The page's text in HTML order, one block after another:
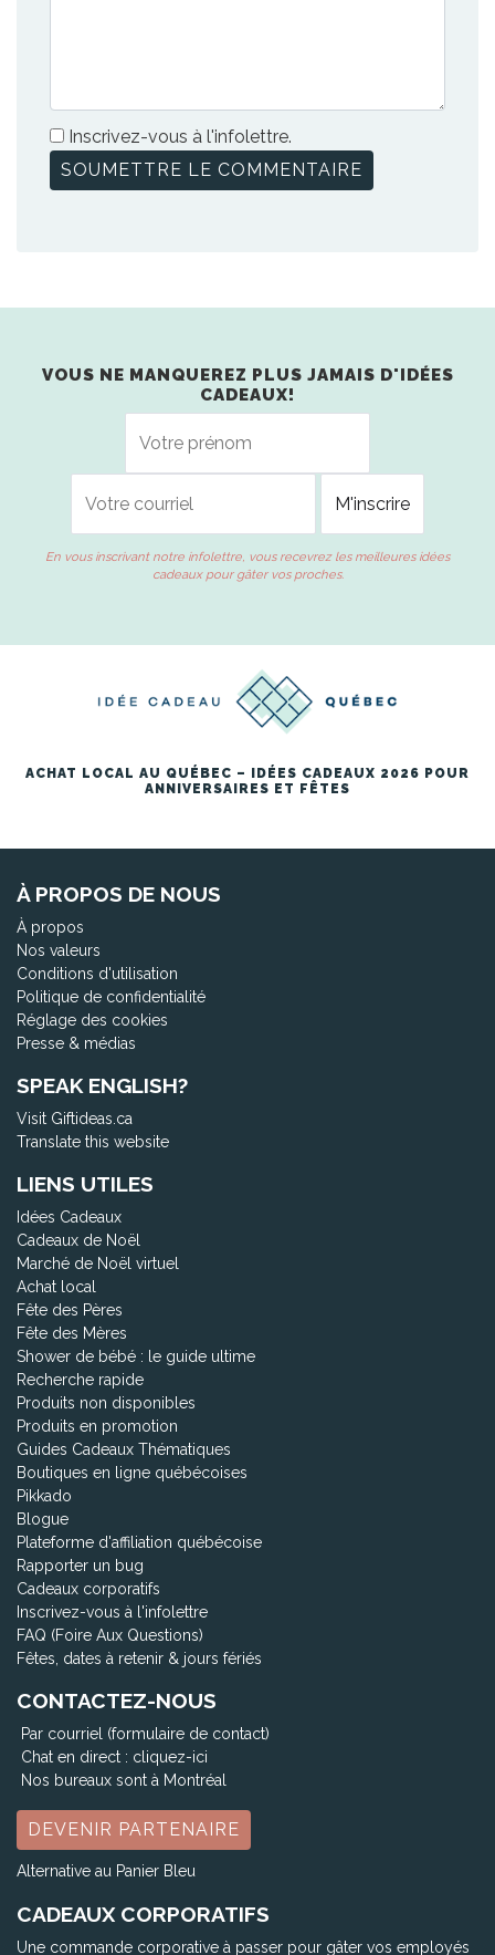
Inscrivez-vous à l'infolettre.
VOUS NE MANQUEREZ PLUS JAMAIS D'IDÉES
CADEAUX!
En vous inscrivant notre infolettre, vous recevrez les meilleures idées
cadeaux pour gâter vos proches.
ACHAT LOCAL AU QUÉBEC – IDÉES CADEAUX 2026 POUR
ANNIVERSAIRES ET FÊTES
À PROPOS DE NOUS
À propos
Nos valeurs
Conditions d'utilisation
Politique de confidentialité
Réglage des cookies
Presse & médias
SPEAK ENGLISH?
Visit Giftideas.ca
Translate this website
LIENS UTILES
Idées Cadeaux
Cadeaux de Noël
Marché de Noël virtuel
Achat local
Fête des Pères
Fête des Mères
Shower de bébé : le guide ultime
Recherche rapide
Produits non disponibles
Produits en promotion
Guides Cadeaux Thématiques
Boutiques en ligne québécoises
Pikkado
Blogue
Plateforme d'affiliation québécoise
Rapporter un bug
Cadeaux corporatifs
Inscrivez-vous à l'infolettre
FAQ (Foire Aux Questions)
Fêtes, dates à retenir & jours fériés
CONTACTEZ-NOUS
Par courriel (formulaire de contact)
Chat en direct : cliquez-ici
Nos bureaux sont à Montréal
DEVENIR PARTENAIRE
Alternative au Panier Bleu
CADEAUX CORPORATIFS
Une commande corporative à passer pour gâter vos employés